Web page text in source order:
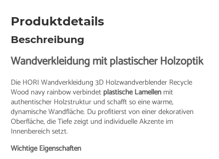
Produktdetails
Beschreibung
Wandverkleidung mit plastischer Holzoptik
Die HORI Wandverkleidung 3D Holzwandverblender Recycle
Wood navy rainbow verbindet plastische Lamellen mit
authentischer Holzstruktur und schafft so eine warme,
dynamische Wandfläche. Du profitierst von einer dekorativen
Oberfläche, die Tiefe zeigt und individuelle Akzente im
Innenbereich setzt.
Wichtige Eigenschaften